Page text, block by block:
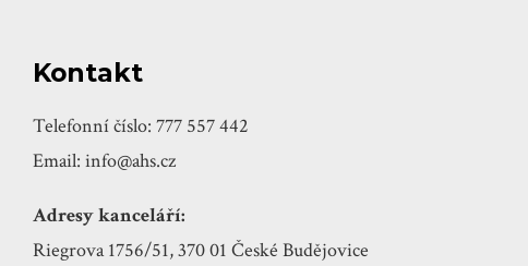
Kontakt
Telefonní číslo: 777 557 442
Email: info@ahs.cz
Adresy kanceláří:
Riegrova 1756/51, 370 01 České Budějovice